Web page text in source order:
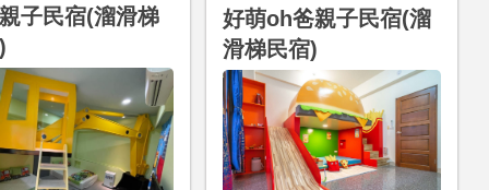
子民宿(溜滑梯
好萌oh爸親子民宿(溜
滑梯民宿)